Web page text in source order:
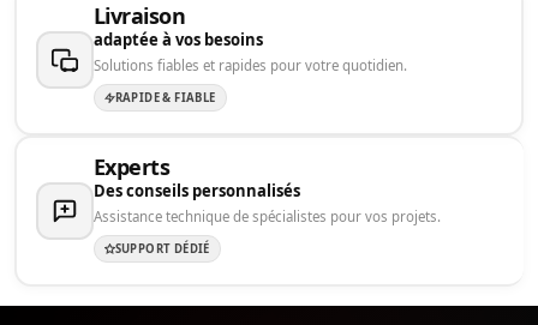
Livraison
adaptée à vos besoins
Solutions fiables et rapides pour votre quotidien.
RAPIDE & FIABLE
Experts
Des conseils personnalisés
Assistance technique de spécialistes pour vos projets.
SUPPORT DÉDIÉ